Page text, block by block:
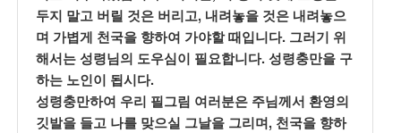
두지 말고 버릴 것은 버리고, 내려놓을 것은 내려놓으
며 가볍게 천국을 향하여 가야할 때입니다. 그러기 위
해서는 성령님의 도우심이 필요합니다. 성령충만을 구
하는 노인이 됩시다.
성령충만하여 우리 필그림 여러분은 주님께서 환영의
깃발을 들고 나를 맞으실 그날을 그리며 , 천국을 향하